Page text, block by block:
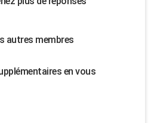
autres membres
en vous